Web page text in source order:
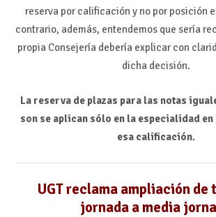
reserva por calificación y no por posición
contrario, además, entendemos que sería
propia Consejería debería explicar con
dicha decisión.
La reserva de plazas para las notas
son se aplican sólo en la especialidad en
esa calificación.
UGT reclama ampliación de
jornada a media